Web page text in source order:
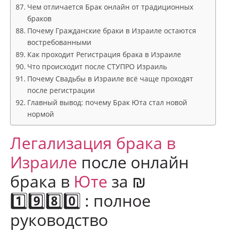
Чем отличается Брак онлайн от традиционных
браков
Почему Гражданские браки в Израиле остаются
востребованными
Как проходит Регистрация брака в Израиле
Что происходит после СТУПРО Израиль
Почему Свадьбы в Израиле всё чаще проходят
после регистрации
Главный вывод: почему Брак Юта стал новой
нормой
Легализация брака в
Израиле после онлайн
брака в Юте за ₪
1️⃣9️⃣8️⃣0️⃣ : полное
руководство